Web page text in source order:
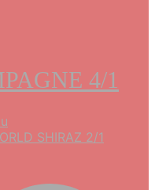
4/1